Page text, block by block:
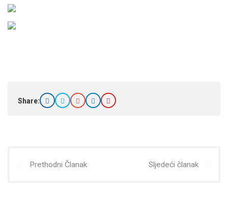
Share:
Prethodni Članak Sljedeći članak